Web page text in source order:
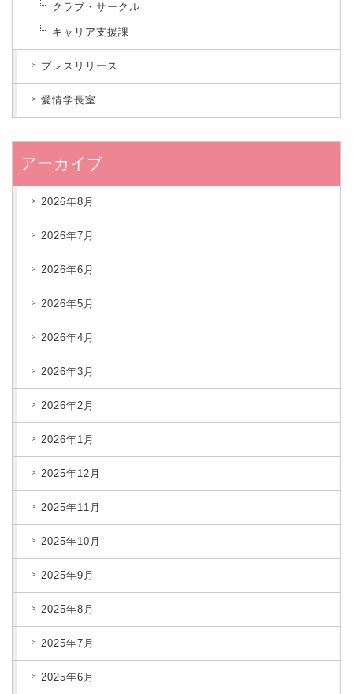
クラブ・サークル
キャリア支援課
プレスリリース
愛情学長室
アーカイブ
2026年8月
2026年7月
2026年6月
2026年5月
2026年4月
2026年3月
2026年2月
2026年1月
2025年12月
2025年11月
2025年10月
2025年9月
2025年8月
2025年7月
2025年6月